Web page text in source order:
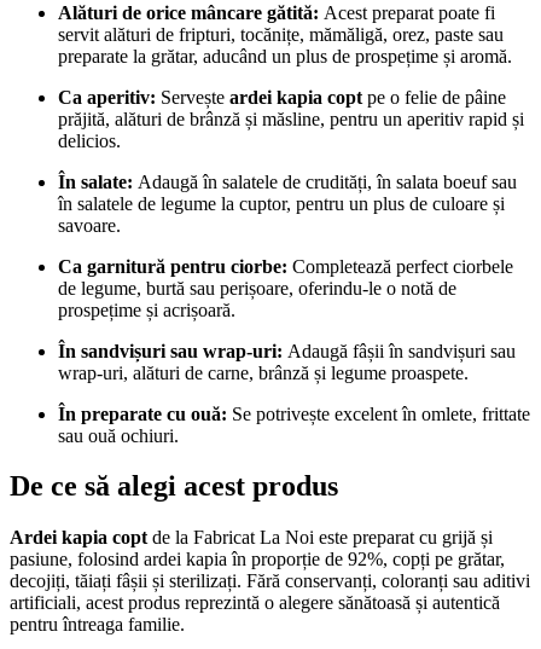
Alături de orice mâncare gătită: Acest preparat poate fi
servit alături de fripturi, tocănițe, mămăligă, orez, paste sau
preparate la grătar, aducând un plus de prospețime și aromă.
Ca aperitiv: Servește ardei kapia copt pe o felie de pâine
prăjită, alături de brânză și măsline, pentru un aperitiv rapid și
delicios.
În salate: Adaugă în salatele de crudități, în salata boeuf sau
în salatele de legume la cuptor, pentru un plus de culoare și
savoare.
Ca garnitură pentru ciorbe: Completează perfect ciorbele
de legume, burtă sau perișoare, oferindu-le o notă de
prospețime și acrișoară.
În sandvișuri sau wrap-uri: Adaugă fâșii în sandvișuri sau
wrap-uri, alături de carne, brânză și legume proaspete.
În preparate cu ouă: Se potrivește excelent în omlete, frittate
sau ouă ochiuri.
De ce să alegi acest produs
Ardei kapia copt de la Fabricat La Noi este preparat cu grijă și
pasiune, folosind ardei kapia în proporție de 92%, copți pe grătar,
decojiți, tăiați fâșii și sterilizați. Fără conservanți, coloranți sau aditivi
artificiali, acest produs reprezintă o alegere sănătoasă și autentică
pentru întreaga familie.